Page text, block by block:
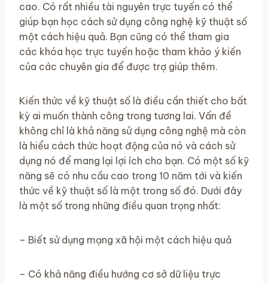
cao. Có rất nhiều tài nguyên trực tuyến có thể
giúp bạn học cách sử dụng công nghệ kỹ thuật số
một cách hiệu quả. Bạn cũng có thể tham gia
các khóa học trực tuyến hoặc tham khảo ý kiến ​​​​
của các chuyên gia để được trợ giúp thêm.
Kiến thức về kỹ thuật số là điều cần thiết cho bất
kỳ ai muốn thành công trong tương lai. Vấn đề
không chỉ là khả năng sử dụng công nghệ mà còn
là hiểu cách thức hoạt động của nó và cách sử
dụng nó để mang lại lợi ích cho bạn. Có một số kỹ
năng sẽ có nhu cầu cao trong 10 năm tới và kiến ​​
thức về kỹ thuật số là một trong số đó. Dưới đây
là một số trong những điều quan trọng nhất:
– Biết sử dụng mạng xã hội một cách hiệu quả
– Có khả năng điều hướng cơ sở dữ liệu trực